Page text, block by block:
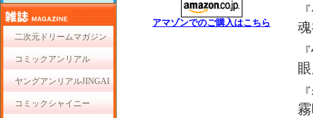
二次元ドリームマガジン
コミックアンリアル
ヤングアンリアルJINGAI
コミックシャイニー
アマゾンでのご購入はこちら